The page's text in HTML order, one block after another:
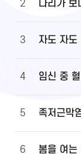
2
3
4
5
6